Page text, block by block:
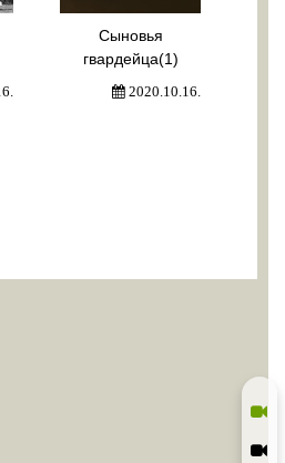
Сыновья
гвардейца(1)
2020.10.16.